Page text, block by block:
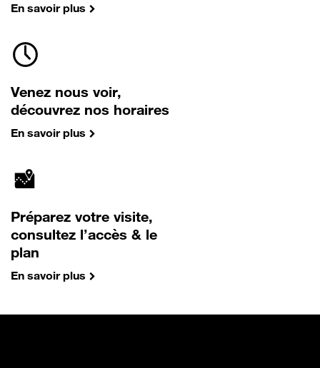
En savoir plus
Venez nous voir,
découvrez nos horaires
En savoir plus
Préparez votre visite,
consultez l’accès & le
plan
En savoir plus